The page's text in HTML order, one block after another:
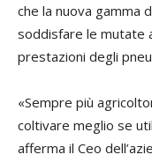
che la nuova gamma
soddisfare le mutate
prestazioni degli
«Sempre più
coltivare meglio se
afferma il Ceo